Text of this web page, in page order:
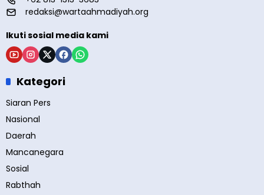
redaksi@wartaahmadiyah.org
Ikuti sosial media kami
Kategori
Siaran Pers
Nasional
Daerah
Mancanegara
Sosial
Rabthah